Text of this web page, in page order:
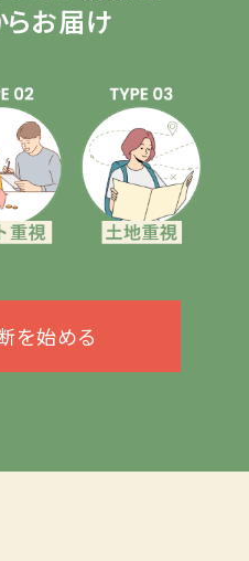
らお届け
を始める